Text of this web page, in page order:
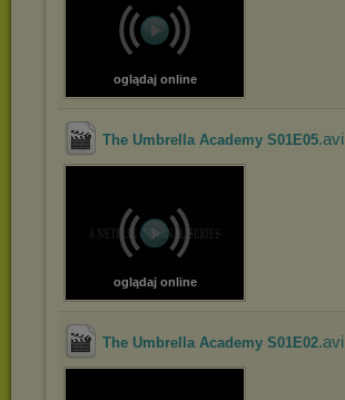
oglądaj online
The Umbrella Academy S01E05.avi
oglądaj online
The Umbrella Academy S01E02.avi